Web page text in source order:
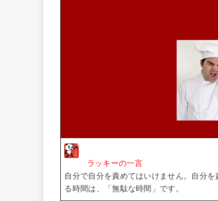
ラッキーの一言
自分で自分を責めてはいけません。自分
る時間は、「無駄な時間」です。